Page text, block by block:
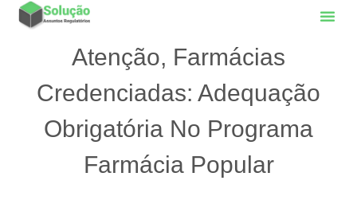
Atenção, Farmácias
Credenciadas: Adequação
Obrigatória No Programa
Farmácia Popular